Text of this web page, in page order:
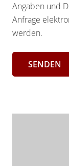
Angaben und
Anfrage
werden.